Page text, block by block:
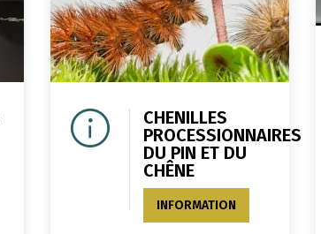
CHENILLES
PROCESSIONNAIRES
DU PIN ET DU
CHÊNE
INFORMATION